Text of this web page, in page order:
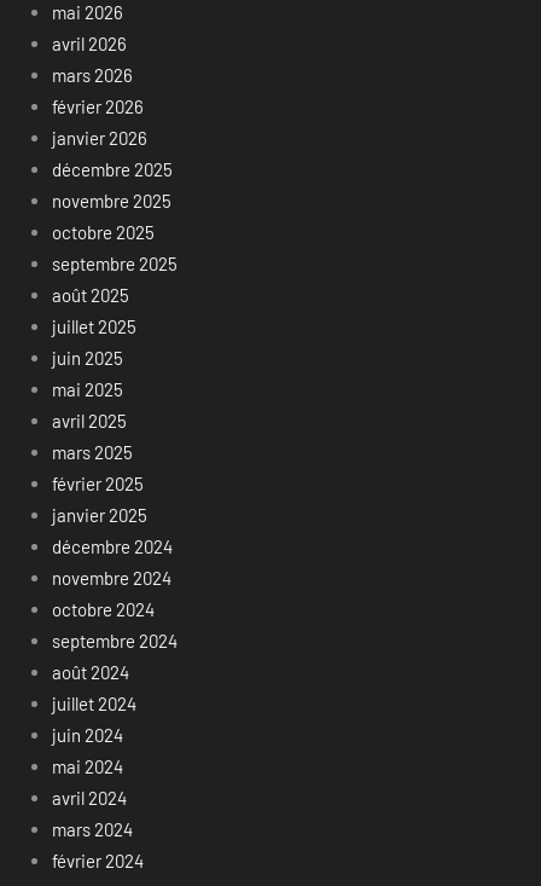
mai 2026
avril 2026
mars 2026
février 2026
janvier 2026
décembre 2025
novembre 2025
octobre 2025
septembre 2025
août 2025
juillet 2025
juin 2025
mai 2025
avril 2025
mars 2025
février 2025
janvier 2025
décembre 2024
novembre 2024
octobre 2024
septembre 2024
août 2024
juillet 2024
juin 2024
mai 2024
avril 2024
mars 2024
février 2024